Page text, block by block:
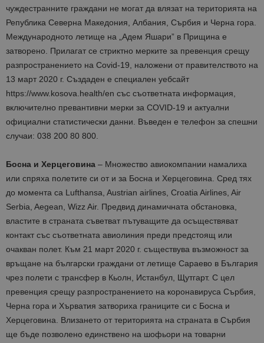
чуждестранните граждани не могат да влязат на територията на
Република Северна Македония, Албания, Сърбия и Черна гора.
Международното летище на „Адем Яшари” в Прищина е
затворено. Прилагат се стриктно мерките за превенция срещу
разпространението на Covid-19, наложени от правителството на
13 март 2020 г. Създаден е специален уебсайт
https://www.kosova.health/en със съответната информация,
включително превантивни мерки за COVID-19 и актуални
официални статистически данни. Въведен е телефон за спешни
случаи: 038 200 80 800.
Босна и Херцеговина – Множество авиокомпании намалиха
или спряха полетите си от и за Босна и Херцеговина. Сред тях
до момента са Lufthansa, Austrian airlines, Croatia Airlines, Air
Serbia, Aegean, Wizz Air. Предвид динамичната обстановка,
властите в страната съветват пътуващите да осъществяват
контакт със съответната авиолиния преди предстоящ или
очакван полет. Към 21 март 2020 г. съществува възможност за
връщане на български граждани от летище Сараево в България
чрез полети с трансфер в Кьолн, Истанбул, Щутгарт. С цел
превенция срещу разпространението на коронавируса Сърбия,
Черна гора и Хърватия затвориха границите си с Босна и
Херцеговина. Влизането от територията на страната в Сърбия
ще бъде позволено единствено на шофьори на товарни